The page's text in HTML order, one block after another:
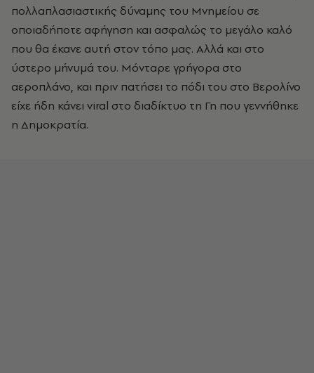
πολλαπλασιαστικής δύναμης του Μνημείου σε
οποιαδήποτε αφήγηση και ασφαλώς το μεγάλο καλό
που θα έκανε αυτή στον τόπο μας. Αλλά και στο
ύστερο μήνυμά του. Μόνταρε γρήγορα στο
αεροπλάνο, και πριν πατήσει το πόδι του στο Βερολίνο
είχε ήδη κάνει viral στο διαδίκτυο τη Γη που γεννήθηκε
η Δημοκρατία.